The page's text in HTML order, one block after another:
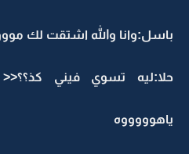
باسل:وانا والله اشتقت لك
حلا:ليه تسوي فيني
ياهوووووه